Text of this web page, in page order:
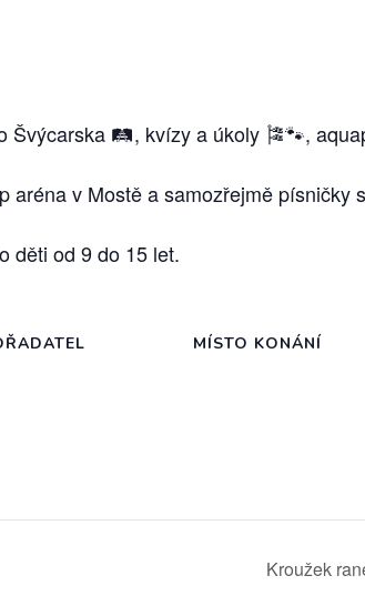
Švýcarska 🛤️, kvízy a úkoly 🎏🐾,
aréna v Mostě a samozřejmě písničky
děti od 9 do 15 let.
MÍSTO KONÁNÍ
Kroužek